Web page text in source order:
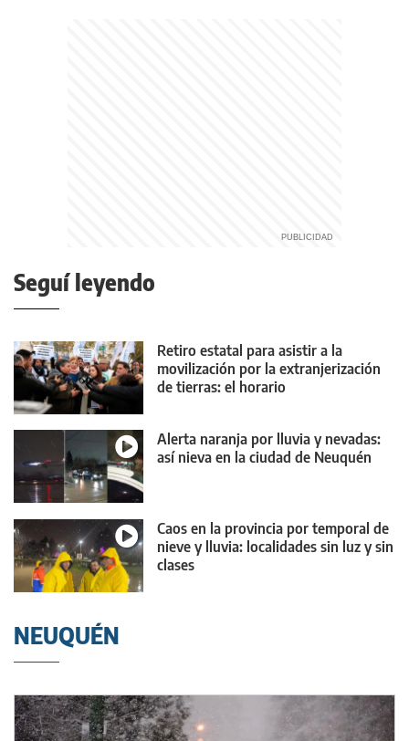
Seguí leyendo
Retiro estatal para asistir a la
movilización por la extranjerización
de tierras: el horario
Alerta naranja por lluvia y nevadas:
así nieva en la ciudad de Neuquén
Caos en la provincia por temporal de
nieve y lluvia: localidades sin luz y sin
clases
NEUQUÉN